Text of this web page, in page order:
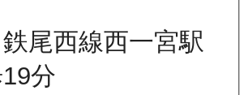
尾西線西一宮駅
分